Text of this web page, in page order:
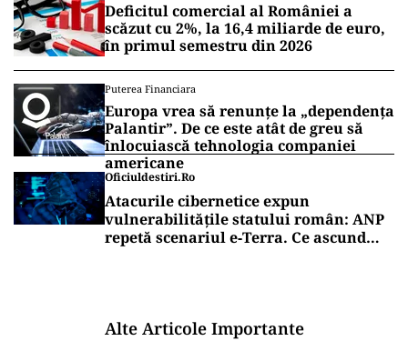
Deficitul comercial al României a
scăzut cu 2%, la 16,4 miliarde de euro,
în primul semestru din 2026
Puterea Financiara
Europa vrea să renunțe la „dependența
Palantir”. De ce este atât de greu să
înlocuiască tehnologia companiei
americane
Oficiuldestiri.ro
Atacurile cibernetice expun
vulnerabilitățile statului român: ANP
repetă scenariul e‑Terra. Ce ascund
Alte Articole Importante